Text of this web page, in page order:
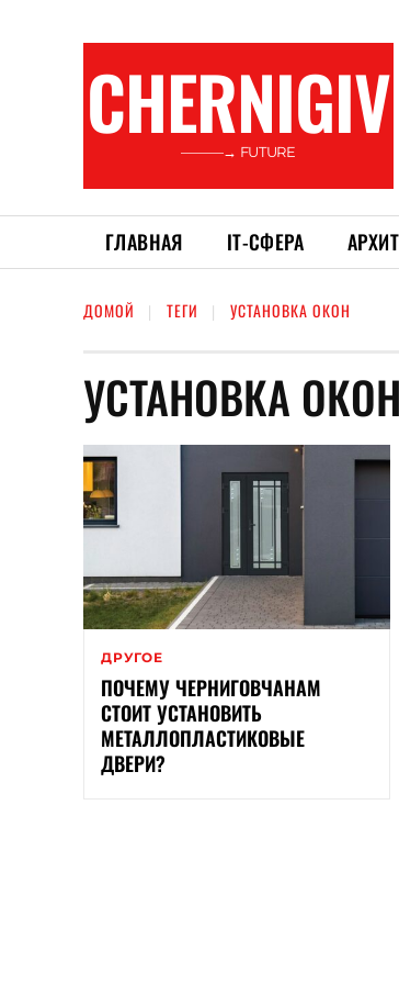
CHERNIGIV
———→ FUTURE
ГЛАВНАЯ ІТ-СФЕРА
ДОМОЙ ТЕГИ УСТАНОВКА ОКОН
УСТАНОВКА ОКОН
ДРУГОЕ
ПОЧЕМУ ЧЕРНИГОВЧАНАМ
СТОИТ УСТАНОВИТЬ
МЕТАЛЛОПЛАСТИКОВЫЕ
ДВЕРИ?